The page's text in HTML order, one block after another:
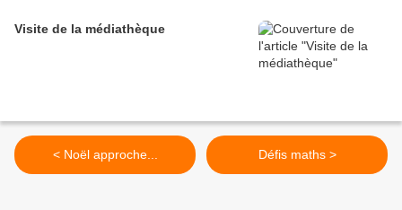
Visite de la médiathèque
< Noël approche... Défis maths >